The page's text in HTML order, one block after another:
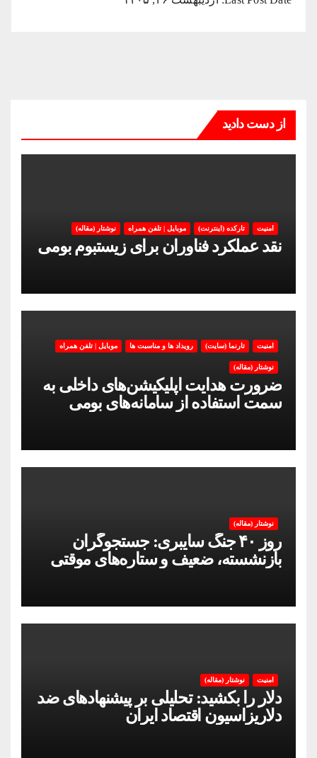
از دست دادید
امنیت تارکده (اینترنت) موبایل | تلفن همراه نوشتار (مقاله)
نقد عملکرد فناوران برای زیستبوم بومی
امنیت تارنما (سایت) رویداد ها و مناسبت ها موبایل | تلفن همراه
نوشتار (مقاله)
ضرورت هدایت اپلیکیشن‌های داخلی به
سمت استفاده از سامانه‌های بومی
نوشتار (مقاله)
روز ۴۰ جنگ سایبری: جستجوگران
بازنشسته، ضعیف و ستاره‌های موقتی
امنیت نوشتار (مقاله)
دلار را بکشید: تحلیلی بر پیشنهادهای ضد
دلاریزاسیون اقتصاد ایران